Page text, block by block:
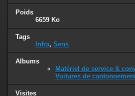
Poids
6659 Ko
Tags
Infra, Sens
Albums
Matériel de service &
Voitures de
Visites